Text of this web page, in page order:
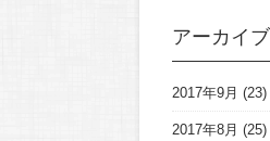
アーカイブ
2017年9月 (23)
2017年8月 (25)